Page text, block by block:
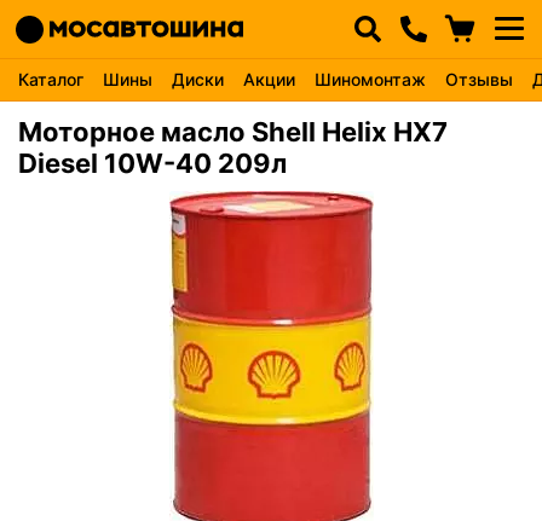
Каталог Шины Диски Акции Шиномонтаж Отзывы
Моторное масло Shell Helix HX7
Diesel 10W-40 209л